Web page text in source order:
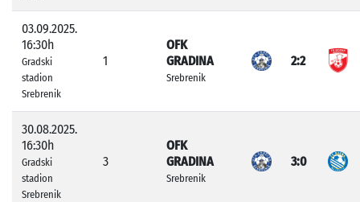
03.09.2025.
16:30h
Gradski
stadion
Srebrenik
1
OFK
GRADINA
Srebrenik
2:2
30.08.2025.
16:30h
Gradski
stadion
Srebrenik
3
OFK
GRADINA
Srebrenik
3:0